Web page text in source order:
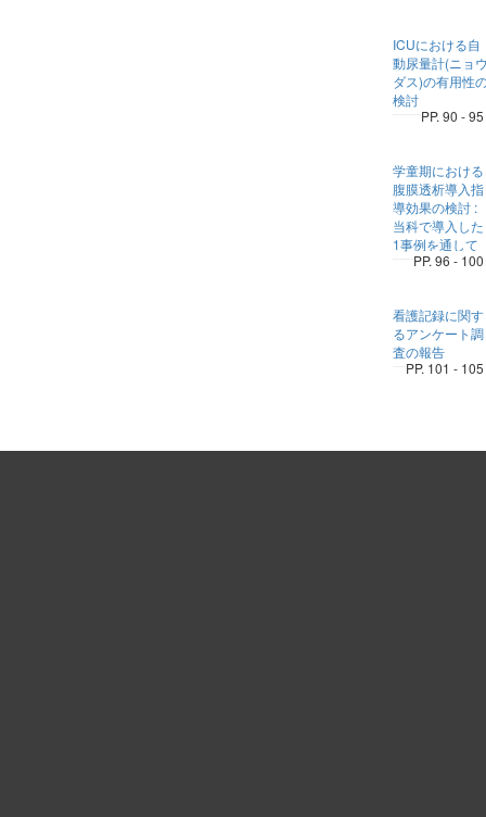
ICUにおける自
動尿量計(ニョ
ダス)の有用性
検討
PP. 90 - 95
学童期における
腹膜透析導入指
導効果の検討 :
当科で導入した
1事例を通して
PP. 96 - 100
看護記録に関す
るアンケート調
査の報告
PP. 101 - 105